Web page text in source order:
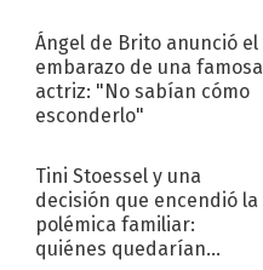
Ángel de Brito anunció el
embarazo de una famosa
actriz: "No sabían cómo
esconderlo"
Tini Stoessel y una
decisión que encendió la
polémica familiar:
quiénes quedarían